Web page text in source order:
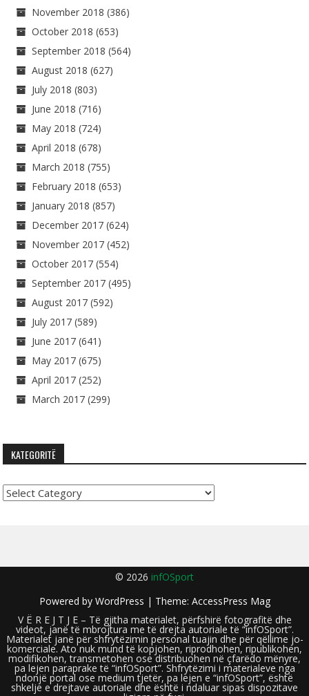
November 2018 (386)
October 2018 (653)
September 2018 (564)
August 2018 (627)
July 2018 (803)
June 2018 (716)
May 2018 (724)
April 2018 (678)
March 2018 (755)
February 2018 (653)
January 2018 (857)
December 2017 (624)
November 2017 (452)
October 2017 (554)
September 2017 (495)
August 2017 (592)
July 2017 (589)
June 2017 (641)
May 2017 (675)
April 2017 (252)
March 2017 (299)
KATEGORITË
Kategoritë
© 2026 infOSport
Powered by WordPress | Theme: AccessPress Mag
V Ë R E J T J E – Të gjitha materialet, përfshirë fotografitë dhe
videot, janë të mbrojtura me të drejta autoriale të “infOSport”.
Materialet janë për shfrytëzimin personal tuajin dhe për qëllime jo-
komerciale. Ato nuk mund të kopjohen, riprodhohen, ripublikohen,
modifikohen, transmetohen ose distribuohen në çfarëdo mënyre,
pa lejen paraprake të “infOSport”. Shfrytëzimi i materialeve nga
ndonjë portal ose medium tjetër, pa lejen e “infOSport”, është
shkelje e drejtave autoriale dhe është i ndaluar sipas dispozitave